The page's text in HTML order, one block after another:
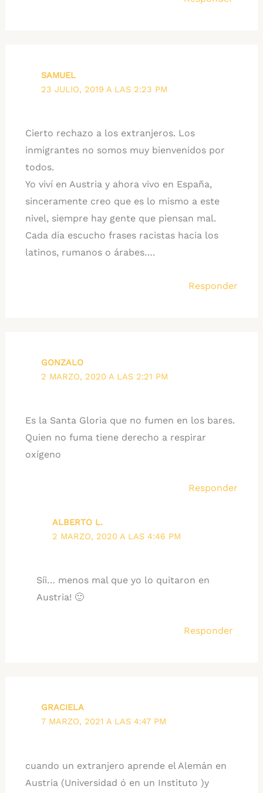
SAMUEL
23 JULIO, 2019 A LAS 2:23 PM
Cierto rechazo a los extranjeros. Los
inmigrantes no somos muy bienvenidos por
todos.
Yo viví en Austria y ahora vivo en España,
sinceramente creo que es lo mismo a este
nivel, siempre hay gente que piensan mal.
Cada día escucho frases racistas hacia los
latinos, rumanos o árabes….
Responder
GONZALO
2 MARZO, 2020 A LAS 2:21 PM
Es la Santa Gloria que no fumen en los bares.
Quien no fuma tiene derecho a respirar
oxígeno
Responder
ALBERTO L.
2 MARZO, 2020 A LAS 4:46 PM
Síi… menos mal que yo lo quitaron en
Austria! 🙂
Responder
GRACIELA
7 MARZO, 2021 A LAS 4:47 PM
cuando un extranjero aprende el Alemán en
Austria (Universidad ó en un Instituto )y